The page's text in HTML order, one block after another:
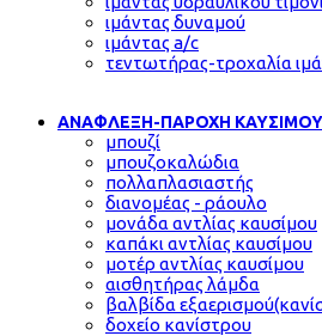
ιμάντας δυναμού
ιμάντας a/c
τεντωτήρας-τροχαλία
ΑΝΑΦΛΕΞΗ-ΠΑΡΟΧΗ ΚΑΥΣΙΜΟΥ
μπουζί
μπουζοκαλώδια
πολλαπλασιαστής
διανομέας - ράουλο
μονάδα αντλίας καυσίμου
καπάκι αντλίας καυσίμου
μοτέρ αντλίας καυσίμου
αισθητήρας λάμδα
βαλβίδα
δοχείο κανίστρου